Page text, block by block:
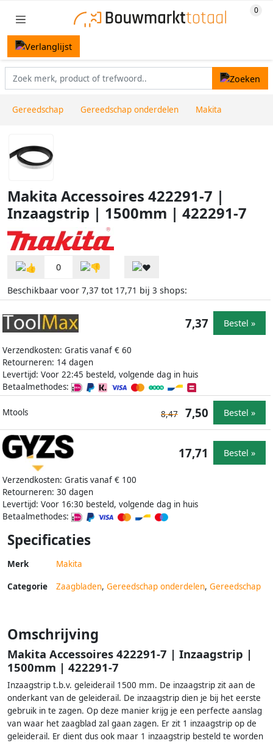
Gereedschap Gereedschap onderdelen Makita
Makita Accessoires 422291-7 |
Inzaagstrip | 1500mm | 422291-7
0
Beschikbaar voor 7,37 tot 17,71 bij 3 shops:
Verzendkosten: Gratis vanaf € 60
Retourneren: 14 dagen
Levertijd: Voor 22:45 besteld, volgende dag in huis
Betaalmethodes:
7,37 Bestel »
Mtools 8,47 7,50 Bestel »
Verzendkosten: Gratis vanaf € 100
Retourneren: 30 dagen
Levertijd: Voor 16:30 besteld, volgende dag in huis
Betaalmethodes:
17,71 Bestel »
Specificaties
Merk Makita
Categorie Zaagbladen, Gereedschap onderdelen, Gereedschap
Omschrijving
Makita Accessoires 422291-7 | Inzaagstrip |
1500mm | 422291-7
Inzaagstrip t.b.v. geleiderail 1500 mm. De inzaagstrip zit aan de
onderkant van de geleiderail. De inzaagstrip dien je bij het eerste
gebruik in te zagen. Op deze manier krijg je een perfecte aanslag
van waar het zaagblad zal gaan zagen. Er zit 1 inzaagstrip op de
geleiderail. Er dient dus ook maar 1 inzaagstrip besteld te worden